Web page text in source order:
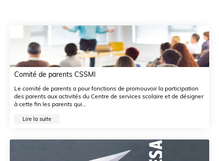
Comité de parents CSSMI
Le comité de parents a pour fonctions de promouvoir la participation
des parents aux activités du Centre de services scolaire et de désigner
à cette fin les parents qui...
Lire la suite